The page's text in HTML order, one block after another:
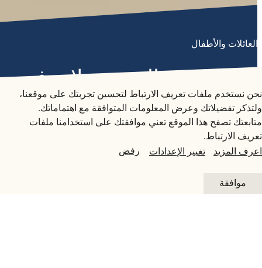
العائلات والأطفال
حكايات بقر البحر: رحلات في
مروج الأعماق
المعرض السابق
متاحف قطر على الخريطة
استكشف متاحفنا، ومعارضنا، ومساحاتنا الإبداعية، المنتشرة
في كافة أنحاء قطر، وتعرف على كل جديد. خطط لزيارتك
الآن أو ابحث عن أحد المرافق أو المواقع على الخريطة.
المتاحف وصالات العرض والمراكز الإبداعية
المواقع الأثرية
التفاصيل
نحن نستخدم ملفات تعريف الارتباط لتحسين تجربتك على موقعنا،
ولتذكر تفضيلاتك وعرض المعلومات المتوافقة مع اهتماماتك.
متابعتك تصفح هذا الموقع تعني موافقتك على استخدامنا ملفات
تعريف الارتباط.
اعرف المزيد تغيير الإعدادات رفض
موافقة